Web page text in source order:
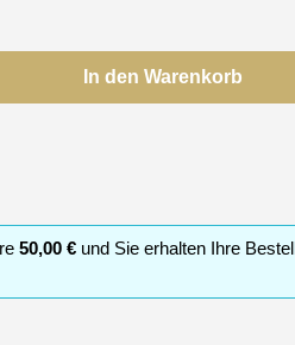
2.5 von 5 Sternen
Wert ein oder benutze die
In den Warenkorb
50,00 €und Sie erhalten Ihre